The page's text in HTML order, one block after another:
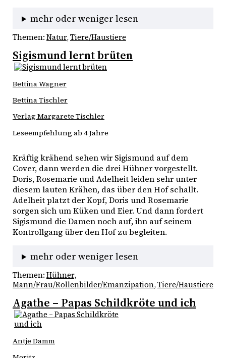
mehr oder weniger lesen
Themen: Natur, Tiere/Haustiere
Sigismund lernt brüten
Bettina Wagner
Bettina Tischler
Verlag Margarete Tischler
Leseempfehlung ab 4 Jahre
Kräftig krähend sehen wir Sigismund auf dem
Cover, dann werden die drei Hühner vorgestellt.
Doris, Rosemarie und Adelheit leiden sehr unter
diesem lauten Krähen, das über den Hof schallt.
Adelheit platzt der Kopf, Doris und Rosemarie
sorgen sich um Küken und Eier. Und dann fordert
Sigismund die Damen noch auf, ihn auf seinem
Kontrollgang über den Hof zu begleiten.
mehr oder weniger lesen
Themen: Hühner
Mann/Frau/Rollenbilder/Emanzipation, Tiere/Haustiere
Agathe – Papas Schildkröte und ich
Antje Damm